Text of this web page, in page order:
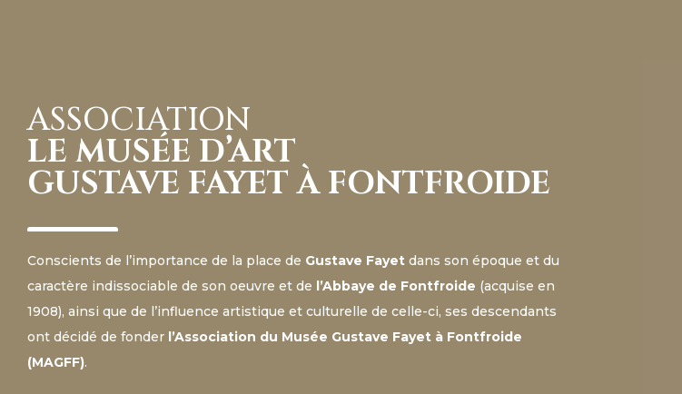
ASSOCIATION
LE MUSÉE D’ART
GUSTAVE FAYET À FONTFROIDE
Conscients de l’importance de la place de Gustave Fayet dans son époque et du
caractère indissociable de son oeuvre et de l’Abbaye de Fontfroide (acquise en
1908), ainsi que de l’influence artistique et culturelle de celle-ci, ses descendants
ont décidé de fonder l’Association du Musée Gustave Fayet à Fontfroide
(MAGFF).